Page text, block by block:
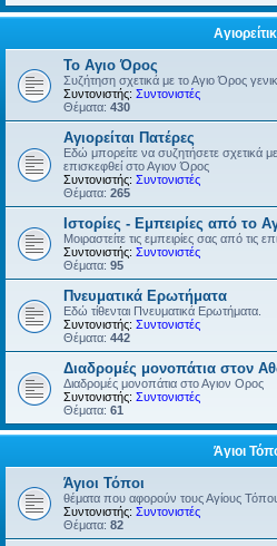
Το Αγιο Όρος
Συζήτηση σχετικά με το Αγιο Όρος
Συντονιστής: Συντονιστές
Θέματα: 430
Αγιορείται Πατέρες
Εδώ μπορείτε να συζητήσετε σχετικά
επισκεφθεί στο Αγιον Όρος
Συντονιστής: Συντονιστές
Θέματα: 265
Ιστορίες - Εμπειρίες από το
Μοιραστείτε τις εμπειρίες σας από τις
Συντονιστής: Συντονιστές
Θέματα: 95
Πνευματικά Ερωτήματα
Εδώ τίθενται Πνευματικά Ερωτήματα.
Συντονιστής: Συντονιστές
Θέματα: 442
Διαδρομές μονοπάτια στον
Διαδρομές μονοπάτια στο Αγιον Ορος
Συντονιστής: Συντονιστές
Θέματα: 61
Άγιοι
Άγιοι Τόποι
θέματα που αφορούν τους Αγίους
Συντονιστής: Συντονιστές
Θέματα: 82